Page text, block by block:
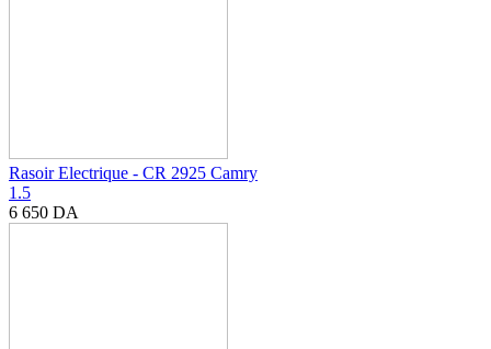
Rasoir Electrique - CR 2925 Camry
1.5
6 650 DA